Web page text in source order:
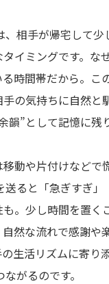
、相手が帰宅して
イミングです。な
時間帯だから。こ
の気持ちに自然と
韻”として記憶に残
動や片付けなどで
送ると「急ぎすぎ
。少し時間を置く
然な流れで感謝や
生活リズムに寄り
がるのです。